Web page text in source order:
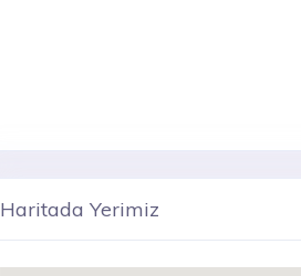
Haritada Yerimiz